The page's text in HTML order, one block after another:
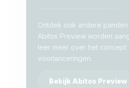
Ontdek ook andere
Abitos Preview worden
leer meer over het concept
voorlanceringen.
Bekijk Abitos Preview